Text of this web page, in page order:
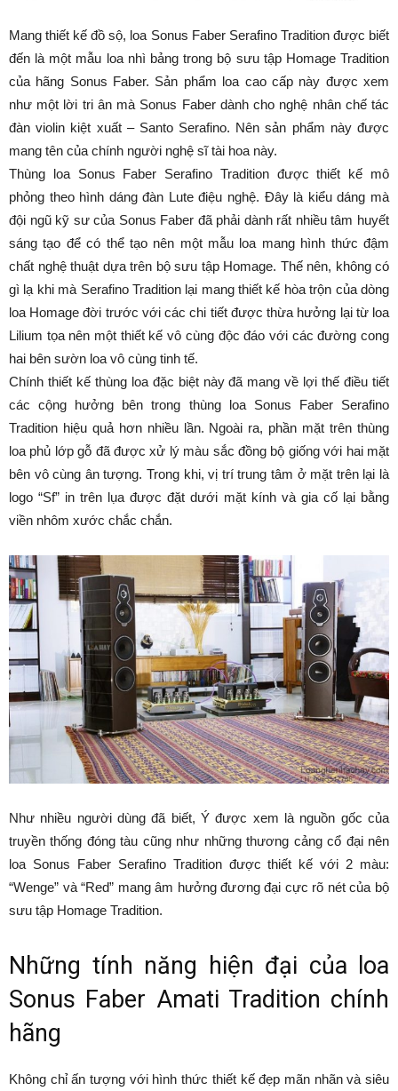
Mang thiết kế đồ sộ, loa Sonus Faber Serafino Tradition được biết
đến là một mẫu loa nhì bảng trong bộ sưu tập Homage Tradition
của hãng Sonus Faber. Sản phẩm loa cao cấp này được xem
như một lời tri ân mà Sonus Faber dành cho nghệ nhân chế tác
đàn violin kiệt xuất – Santo Serafino. Nên sản phẩm này được
mang tên của chính người nghệ sĩ tài hoa này.
Thùng loa Sonus Faber Serafino Tradition được thiết kế mô
phỏng theo hình dáng đàn Lute điệu nghệ. Đây là kiểu dáng mà
đội ngũ kỹ sư của Sonus Faber đã phải dành rất nhiều tâm huyết
sáng tạo để có thể tạo nên một mẫu loa mang hình thức đậm
chất nghệ thuật dựa trên bộ sưu tập Homage. Thế nên, không có
gì lạ khi mà Serafino Tradition lại mang thiết kế hòa trộn của dòng
loa Homage đời trước với các chi tiết được thừa hưởng lại từ loa
Lilium tọa nên một thiết kế vô cùng độc đáo với các đường cong
hai bên sườn loa vô cùng tinh tế.
Chính thiết kế thùng loa đặc biệt này đã mang về lợi thế điều tiết
các cộng hưởng bên trong thùng loa Sonus Faber Serafino
Tradition hiệu quả hơn nhiều lần. Ngoài ra, phần mặt trên thùng
loa phủ lớp gỗ đã được xử lý màu sắc đồng bộ giống với hai mặt
bên vô cùng ân tượng. Trong khi, vị trí trung tâm ở mặt trên lại là
logo “Sf” in trên lụa được đặt dưới mặt kính và gia cố lại bằng
viền nhôm xước chắc chắn.
Như nhiều người dùng đã biết, Ý được xem là nguồn gốc của
truyền thống đóng tàu cũng như những thương cảng cổ đại nên
loa Sonus Faber Serafino Tradition được thiết kế với 2 màu:
“Wenge” và “Red” mang âm hưởng đương đại cực rõ nét của bộ
sưu tập Homage Tradition.
Những tính năng hiện đại của loa
Sonus Faber Amati Tradition chính
hãng
Không chỉ ấn tượng với hình thức thiết kế đẹp mãn nhãn và siêu